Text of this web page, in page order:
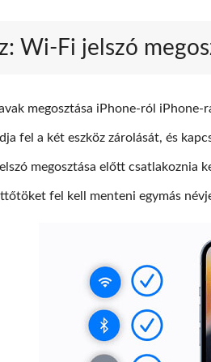
Wi-Fi jelszó
megosztása iPhone-ról iPhone-
fel a két eszköz zárolását, és
megosztása előtt csatlakoznia
fel kell menteni egymás